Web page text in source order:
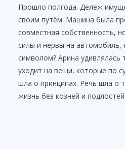
Прошло полгода. Дележ
своим путём. Машина была
совместная собственность,
силы и нервы на автомобиль,
символом? Арина удивлялась
уходит на вещи, которые по
шла о принципах. Речь шла о
жизнь без козней и подлостей.